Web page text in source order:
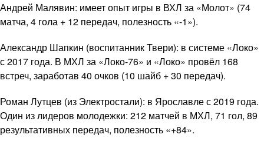
Андрей Малявин: имеет опыт игры в ВХЛ за «Молот» (74
матча, 4 гола + 12 передач, полезность «-1»).
Александр Шапкин (воспитанник Твери): в системе «Локо»
с 2017 года. В МХЛ за «Локо-76» и «Локо» провёл 168
встреч, заработав 40 очков (10 шайб + 30 передач).
Роман Лутцев (из Электростали): в Ярославле с 2019 года.
Один из лидеров молодежки: 212 матчей в МХЛ, 71 гол, 89
результативных передач, полезность «+84».